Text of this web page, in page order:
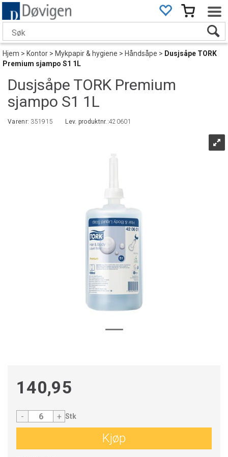
Hjem>Kontor>Mykpapir & hygiene>Håndsåpe> Dusjsåpe TORK
Premium sjampo S1 1L
Dusjsåpe TORK Premium
sjampo S1 1L
Varenr: 351915 Lev. produktnr.:420601
140,95
- + Stk
Kjøp